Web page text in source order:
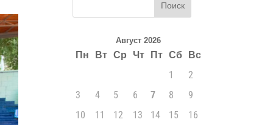
Поиск
Август 2026
Пн Вт Ср Чт Пт Сб Вс
1
2
3
4 5 6 7 8
9
10
11 12 13 14 15
16